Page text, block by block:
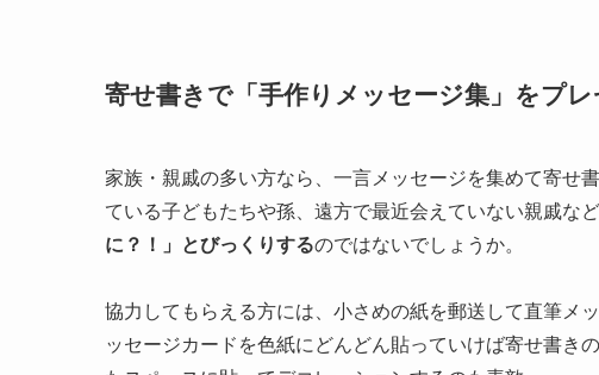
寄せ書きで「手作りメッセージ集」をプレ
家族・親戚の多い方なら、一言メッセージを集めて寄せ
ている子どもたちや孫、遠方で最近会えていない親戚な
に？！」とびっくりするのではないでしょうか。
協力してもらえる方には、小さめの紙を郵送して直筆メ
ッセージカードを色紙にどんどん貼っていけば寄せ書き